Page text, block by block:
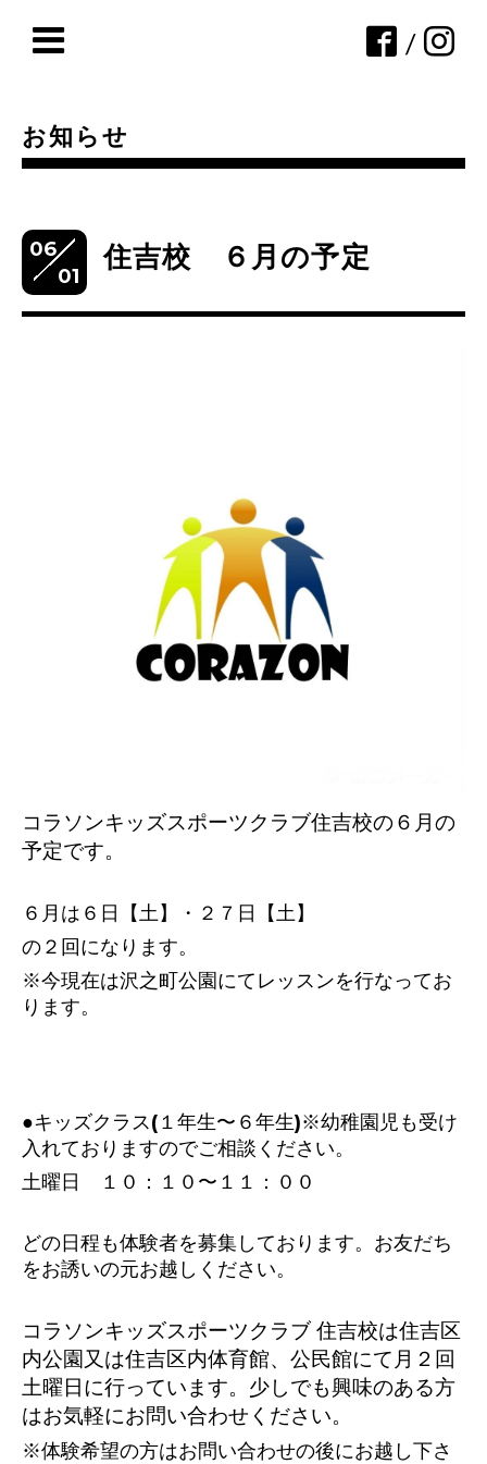
/
お知らせ
06
01
住吉校 ６月の予定
コラソンキッズスポーツクラブ住吉校の６ 月の
予定です。
６月は６日【土】・２７日【土】
の２ 回になります。
※今現在は沢之町公園にてレッスンを行なってお
ります。
●キッズクラス(１年生〜６年生)※幼稚園児も受け
入れておりますのでご相談ください。
土曜日 １０：１０〜１１：００
どの日程も体験者を募集しております。お友だち
をお誘いの元お越しください。
コラソンキッズスポーツクラブ 住吉校は住吉区
内公園又は住吉区内体育館、公民館にて 月２回
土曜日に行っています。少しでも興味のある方
はお気軽にお問い合わせください。
※体験希望の方はお問い合わせの後にお越し下さ